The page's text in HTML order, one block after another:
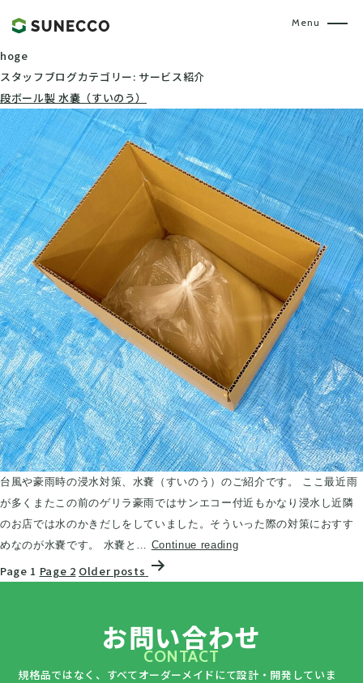
hoge
スタッフブログカテゴリー: サービス紹介
段ボール製 水嚢（すいのう）
台風や豪雨時の浸水対策、水嚢（すいのう）のご紹介です。 ここ最近雨
が多くまたこの前のゲリラ豪雨ではサンエコー付近もかなり浸水し近隣
のお店では水のかきだしをしていました。そういった際の対策におすす
めなのが水嚢です。 水嚢と… Continue reading段
製
水
嚢
投
稿
Page 1 Page 2 Older posts
お問い合わせ
CONTACT
規格品ではなく、すべてオーダーメイドにて設計・開発していま